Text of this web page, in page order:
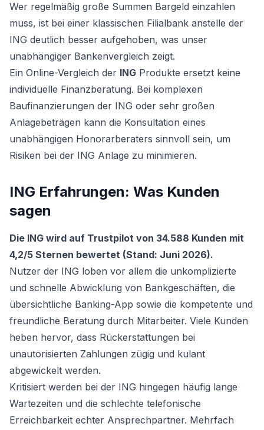
Wer regelmäßig große Summen Bargeld einzahlen
muss, ist bei einer klassischen Filialbank anstelle der
ING deutlich besser aufgehoben, was unser
unabhängiger Bankenvergleich zeigt.
Ein Online-Vergleich der ING Produkte ersetzt keine
individuelle Finanzberatung. Bei komplexen
Baufinanzierungen der ING oder sehr großen
Anlagebeträgen kann die Konsultation eines
unabhängigen Honorarberaters sinnvoll sein, um
Risiken bei der ING Anlage zu minimieren.
ING Erfahrungen: Was Kunden
sagen
Die ING wird auf Trustpilot von 34.588 Kunden mit
4,2/5 Sternen bewertet (Stand: Juni 2026).
Nutzer der ING loben vor allem die unkomplizierte
und schnelle Abwicklung von Bankgeschäften, die
übersichtliche Banking-App sowie die kompetente und
freundliche Beratung durch Mitarbeiter. Viele Kunden
heben hervor, dass Rückerstattungen bei
unautorisierten Zahlungen zügig und kulant
abgewickelt werden.
Kritisiert werden bei der ING hingegen häufig lange
Wartezeiten und die schlechte telefonische
Erreichbarkeit echter Ansprechpartner. Mehrfach